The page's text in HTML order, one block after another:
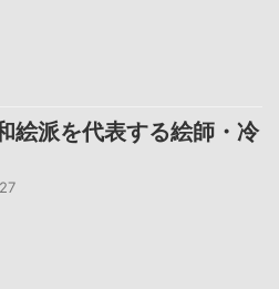
絵派を代表する絵師・冷